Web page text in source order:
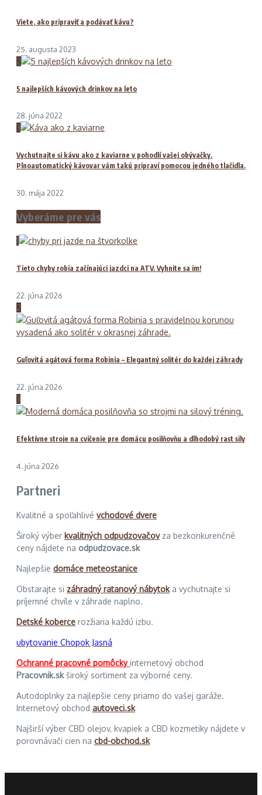
Viete, ako pripraviť a podávať kávu?
25. augusta 2023
2
5 najlepších kávových drinkov na leto
28. júna 2022
3
Vychutnajte si kávu ako z kaviarne v pohodlí vašej obývačky.
Plnoautomatický kávovar vám takú pripraví pomocou jedného tlačidla.
30. mája 2022
Vyberáme pre vás
1
Tieto chyby robia začínajúci jazdci na ATV. Vyhnite sa im!
22. júna 2026
2
Guľovitá agátová forma Robinia – Elegantný solitér do každej záhrady
22. júna 2026
3
Efektívne stroje na cvičenie pre domácu posilňovňu a dlhodobý rast sily
4. júna 2026
Partneri
Kvalitné a spoľahlivé vchodové dvere
Široký výber kvalitných odpudzovačovza bezkonkurenčné
ceny nájdete na odpudzovace.sk
Najlepšie domáce meteostanice
Obstarajte si záhradný ratanový nábytoka vychutnajte si
príjemné chvíle v záhrade naplno.
Detské koberce rozžiaria každú izbu.
ubytovanie Chopok Jasná
Ochranné pracovné pomôckyinternetový obchod
Pracovnik.skširoký sortiment za výborné ceny.
Autodoplnky za najlepšie ceny priamo do vašej garáže.
Internetový obchod autoveci.sk
Najširší výber CBD olejov, kvapiek a CBD kozmetiky nájdete v
porovnávači cien na cbd-obchod.sk